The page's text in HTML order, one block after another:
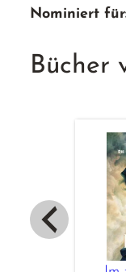
Nominiert
Bücher